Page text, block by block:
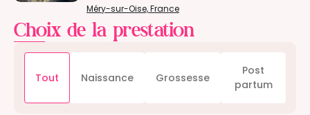
Méry-sur-Oise, France
Choix de la prestation
Tout Naissance Grossesse
Post
partum